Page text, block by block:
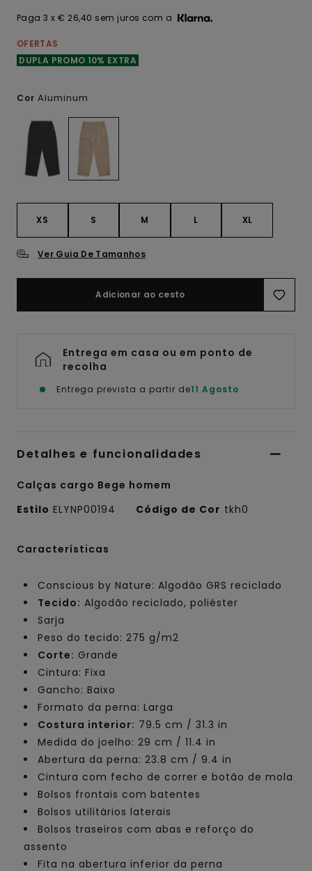
Paga 3 x € 26,40 sem juros com a
OFERTAS
DUPLA PROMO 10% EXTRA
Cor Aluminum
XS S M L XL
Ver Guia De Tamanhos
Adicionar ao cesto
Entrega em casa ou em ponto de
recolha
Entrega prevista a partir de11 Agosto
Detalhes e funcionalidades
Calças cargo Bege homem
Estilo ELYNP00194 Código de Cor tkh0
Características
Conscious by Nature: Algodão GRS reciclado
Tecido: Algodão reciclado, poliéster
Sarja
Peso do tecido: 275 g/m2
Corte: Grande
Cintura: Fixa
Gancho: Baixo
Formato da perna: Larga
Costura interior: 79.5 cm / 31.3 in
Medida do joelho: 29 cm / 11.4 in
Abertura da perna: 23.8 cm / 9.4 in
Cintura com fecho de correr e botão de mola
Bolsos frontais com batentes
Bolsos utilitários laterais
Bolsos traseiros com abas e reforço do
assento
Fita na abertura inferior da perna